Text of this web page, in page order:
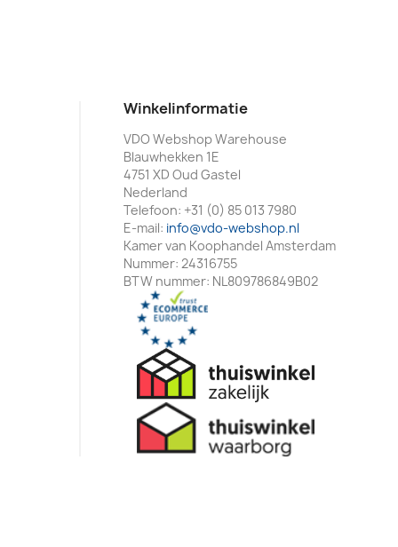
Winkelinformatie
VDO Webshop Warehouse
Blauwhekken 1E
4751 XD Oud Gastel
Nederland
Telefoon: +31 (0) 85 013 7980
E-mail: info@vdo-webshop.nl
Kamer van Koophandel Amsterdam
Nummer: 24316755
BTW nummer: NL809786849B02